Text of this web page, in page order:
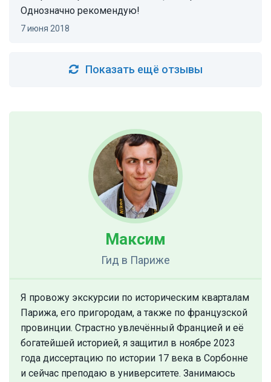
Однозначно рекомендую!
7 июня 2018
Показать ещё отзывы
Максим
Гид в Париже
Я провожу экскурсии по историческим кварталам
Парижа, его пригородам, а также по французской
провинции. Страстно увлечённый Францией и её
богатейшей историей, я защитил в ноябре 2023
года диссертацию по истории 17 века в Сорбонне
и сейчас преподаю в университете. Занимаюсь